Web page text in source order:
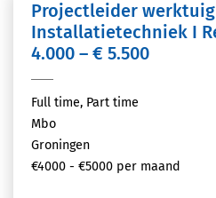
Projectleider werktuigbouwkunde I
Installatietechniek I
4.000 – € 5.500
Full time, Part time
Mbo
Groningen
€4000 - €5000 per maand